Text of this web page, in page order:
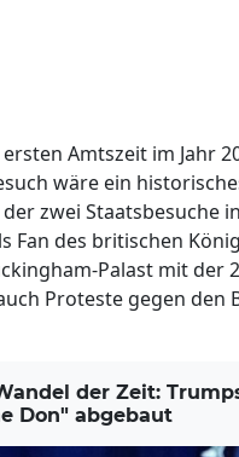
Amtszeit im Jahr
wäre ein
zwei Staatsbesuche
Fan des britischen
Palast mit der
Proteste gegen den
der Zeit:
Don" abgebaut